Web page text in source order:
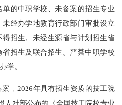
的中职学校、未备案的招生专业
经办学地教育行政部门审批设立
招生。未经生源省与计划招生省
招生及联合招生。严禁中职学校
学。
2026年具有招生资质的技工院
人社部公布的《全国技工院校专业